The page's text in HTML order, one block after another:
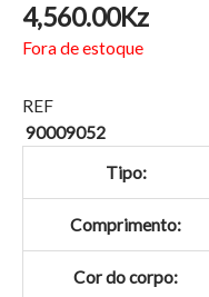
4,560.00Kz
Fora de estoque
REF
90009052
Tipo:
Comprimento:
Cor do corpo: